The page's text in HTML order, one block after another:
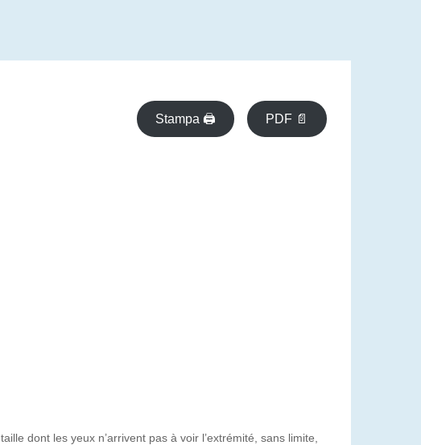
Stampa 🖨 PDF 📄
dont les yeux n’arrivent pas à voir l’extrémité, sans limite,